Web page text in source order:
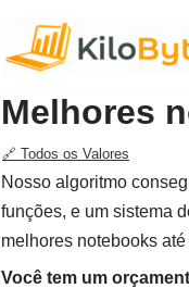
Melhores
🔗 Todos os Valores
Nosso algoritmo
funções, e um sistema
melhores notebooks
Você tem um